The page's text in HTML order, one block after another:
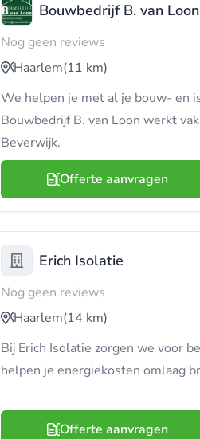
Bouwbedrijf B. van Loon
Nog geen reviews
Haarlem(11 km)
We helpen je met al je bouw- en
Bouwbedrijf B. van Loon werkt
Beverwijk.
Offerte aanvragen
Erich Isolatie
Nog geen reviews
Haarlem(14 km)
Bij Erich Isolatie zorgen we voor
helpen je energiekosten omlaag
Offerte aanvragen